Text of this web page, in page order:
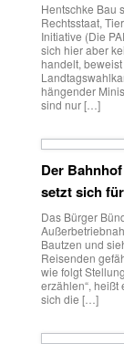
Hentschke Bau
Rechtsstaat,
Initiative (Die
sich hier aber
handelt,
hängender
sind nur […]
Der
setzt sich
Das Bürger
Bautzen und
Reisenden
wie folgt
erzählen“, heißt
sich die […]